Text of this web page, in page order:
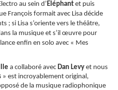
au sein d’Eléphant et puis
François formait avec Lisa décide
; si Lisa s’oriente vers le théâtre,
la musique et s’il œuvre pour
enfin en solo avec « Mes
a collaboré avec Dan Levy et nous
» est incroyablement original,
de la musique radiophonique